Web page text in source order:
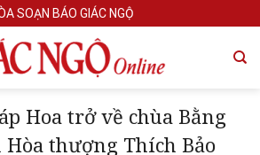
SOẠN BÁO GIÁC NGỘ
Hoa trở về chùa Bằng
thượng Thích Bảo